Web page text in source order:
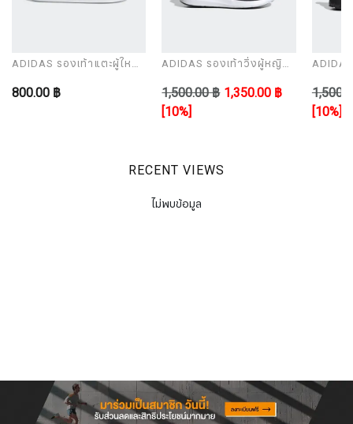
ADIDAS รองเท้าแตะผู้ใหญ่
800.00 ฿
ADIDAS รองเท้าวิ่งผู้หญิง
1,500.00 ฿ 1,350.00 ฿
[10%]
[10%]
RECENT VIEWS
ไม่พบข้อมูล